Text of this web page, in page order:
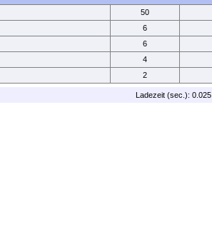
50
6
6
4
2
Ladezeit (sec.): 0.025